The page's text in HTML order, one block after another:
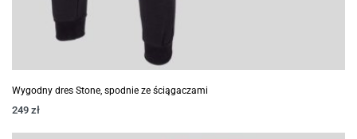
Wygodny dres Stone, spodnie ze ściągaczami
249 zł